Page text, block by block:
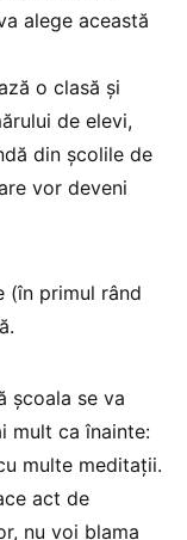
alege această
o clasă și
de elevi,
din școlile de
vor deveni
(în primul rând
școala se va
mult ca înainte:
multe meditații.
act de
nu voi blama